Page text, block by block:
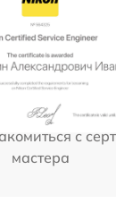
с
мастера